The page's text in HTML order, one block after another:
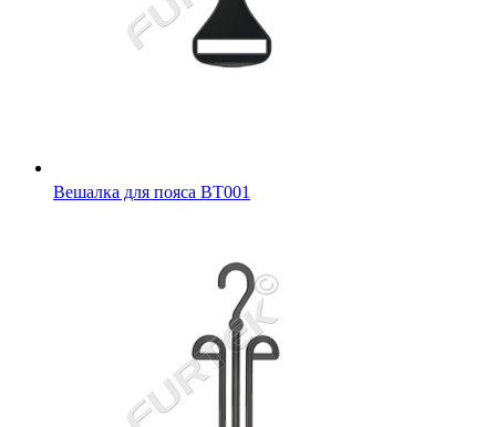
Вешалка для пояса BT001